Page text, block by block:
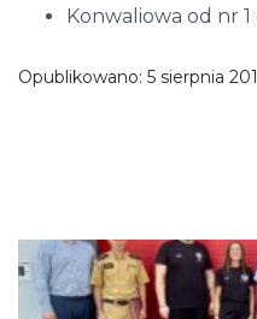
Konwaliowa od nr 1
Opublikowano: 5 sierpnia